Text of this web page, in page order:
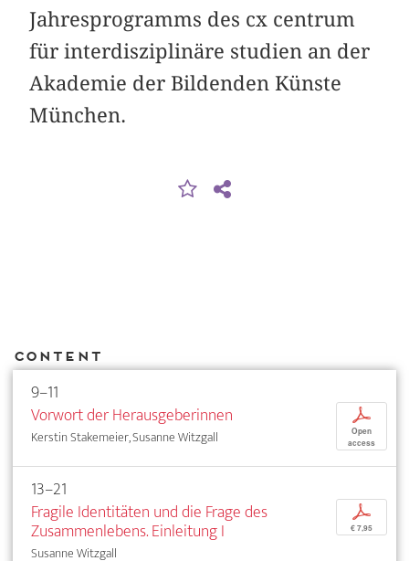
Jahresprogramms des cx centrum
für interdisziplinäre studien an der
Akademie der Bildenden Künste
München.
Content
9–11
Vorwort der Herausgeberinnen
Kerstin Stakemeier, Susanne Witzgall
p
Open
access
13–21
Fragile Identitäten und die Frage des
Zusammenlebens. Einleitung I
Susanne Witzgall
p
€ 7,95